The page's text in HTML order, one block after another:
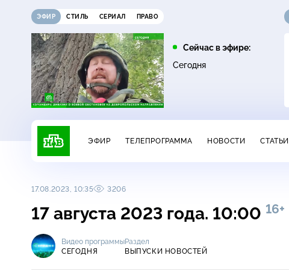
ЭФИР СТИЛЬ СЕРИАЛ ПРАВО
Сейчас в эфире:
Сегодня
13:00
Сегодня
13:45
Невский. Проверка на
ЭФИР ТЕЛЕПРОГРАММА НОВОСТИ СТАТЬИ
17.08.2023, 10:35 3206
17 августа 2023 года. 10:00 16+
Видео программы
СЕГОДНЯ
Раздел
ВЫПУСКИ НОВОСТЕЙ